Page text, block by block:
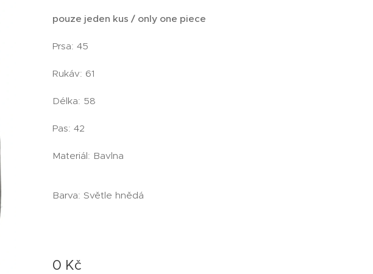
pouze jeden kus / only one piece
Prsa: 45
Rukáv: 61
Délka: 58
Pas: 42
Materiál: Bavlna
Barva: Světle hnědá
0 Kč